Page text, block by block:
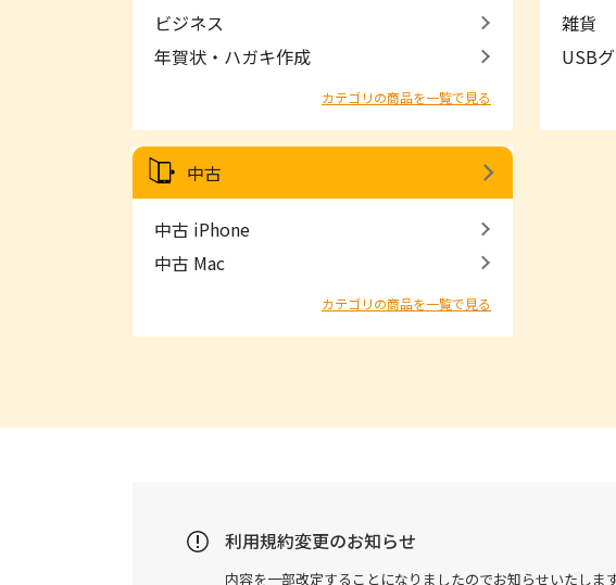
ビジネス
年賀状・ハガキ作成
カテゴリの商品を一覧で見る
雑貨
USB
中古
中古 iPhone
中古 Mac
カテゴリの商品を一覧で見る
利用規約変更のお知らせ
内容を一部改定することになりましたのでお知らせいたします